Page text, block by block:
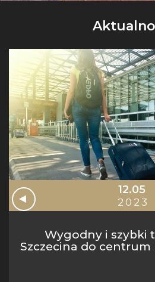
12.05
2023
Wygodny i szybki
Szczecina do centrum